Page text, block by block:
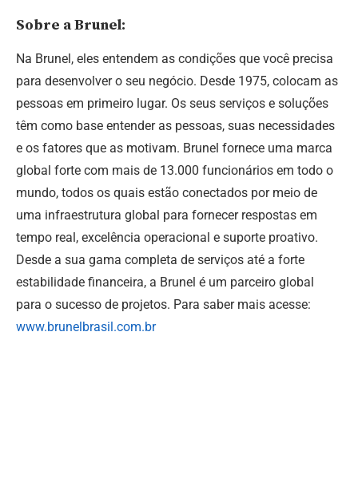
Sobre a Brunel:
Na Brunel, eles entendem as condições que você precisa
para desenvolver o seu negócio. Desde 1975, colocam as
pessoas em primeiro lugar. Os seus serviços e soluções
têm como base entender as pessoas, suas necessidades
e os fatores que as motivam. Brunel fornece uma marca
global forte com mais de 13.000 funcionários em todo o
mundo, todos os quais estão conectados por meio de
uma infraestrutura global para fornecer respostas em
tempo real, excelência operacional e suporte proativo.
Desde a sua gama completa de serviços até a forte
estabilidade financeira, a Brunel é um parceiro global
para o sucesso de projetos. Para saber mais acesse:
www.brunelbrasil.com.br